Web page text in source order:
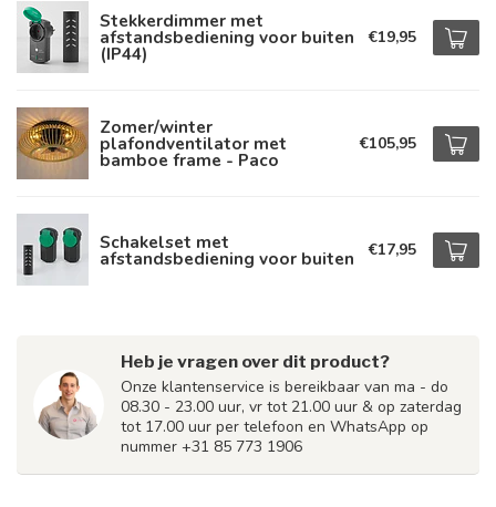
Stekkerdimmer met
afstandsbediening voor buiten
(IP44)
€19,95
Zomer/winter
plafondventilator met
bamboe frame - Paco
€105,95
Schakelset met
afstandsbediening voor buiten €17,95
Heb je vragen over dit product?
Onze klantenservice is bereikbaar van ma - do
08.30 - 23.00 uur, vr tot 21.00 uur & op zaterdag
tot 17.00 uur per telefoon en WhatsApp op
nummer +31 85 773 1906